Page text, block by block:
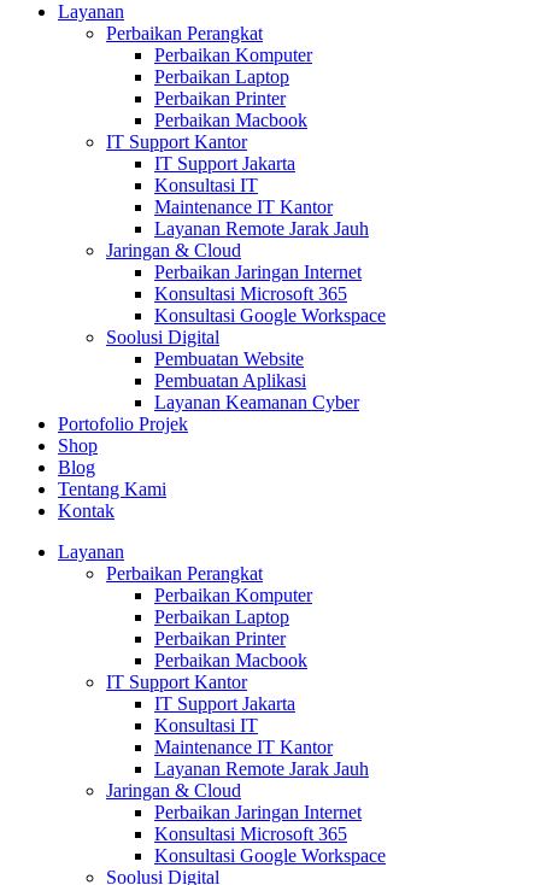
Layanan
Perbaikan Perangkat
Perbaikan Komputer
Perbaikan Laptop
Perbaikan Printer
Perbaikan Macbook
IT Support Kantor
IT Support Jakarta
Konsultasi IT
Maintenance IT Kantor
Layanan Remote Jarak Jauh
Jaringan & Cloud
Perbaikan Jaringan Internet
Konsultasi Microsoft 365
Konsultasi Google Workspace
Soolusi Digital
Pembuatan Website
Pembuatan Aplikasi
Layanan Keamanan Cyber
Portofolio Projek
Shop
Blog
Tentang Kami
Kontak
Layanan
Perbaikan Perangkat
Perbaikan Komputer
Perbaikan Laptop
Perbaikan Printer
Perbaikan Macbook
IT Support Kantor
IT Support Jakarta
Konsultasi IT
Maintenance IT Kantor
Layanan Remote Jarak Jauh
Jaringan & Cloud
Perbaikan Jaringan Internet
Konsultasi Microsoft 365
Konsultasi Google Workspace
Soolusi Digital